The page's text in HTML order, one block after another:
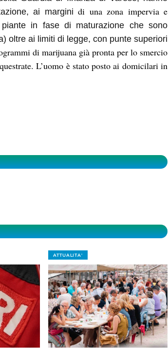
ai marginidi una zona impervia e
piante in fase di maturazione che sono
oltre ai limiti di legge, con punte superiori
di marijuana già pronta per lo smercio
L’uomo è stato posto ai domicilari in
ATTUALITA'